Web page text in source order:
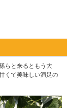
らと来るともう大
くて美味しい満足の